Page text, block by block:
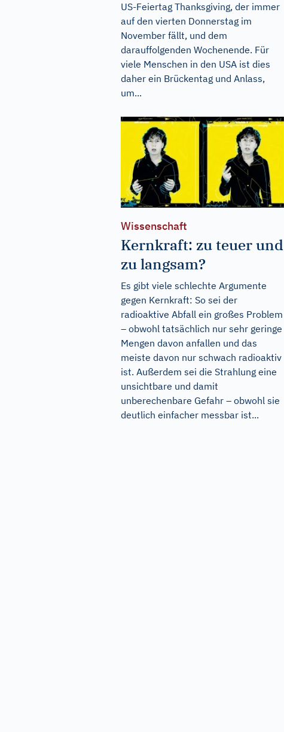
US-Feiertag Thanksgiving, der immer
auf den vierten Donnerstag im
November fällt, und dem
darauffolgenden Wochenende. Für
viele Menschen in den USA ist dies
daher ein Brückentag und Anlass,
um...
Wissenschaft
Kernkraft: zu teuer und
zu langsam?
Es gibt viele schlechte Argumente
gegen Kernkraft: So sei der
radioaktive Abfall ein großes Problem
– obwohl tatsächlich nur sehr geringe
Mengen davon anfallen und das
meiste davon nur schwach radioaktiv
ist. Außerdem sei die Strahlung eine
unsichtbare und damit
unberechenbare Gefahr – obwohl sie
deutlich einfacher messbar ist...